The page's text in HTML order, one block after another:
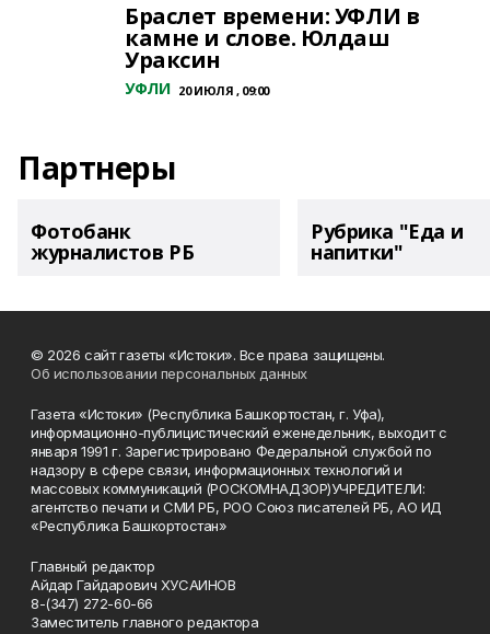
Браслет времени: УФЛИ в
камне и слове. Юлдаш
Ураксин
УФЛИ 20 ИЮЛЯ , 09:00
Партнеры
Фотобанк
журналистов РБ
Рубрика "Еда и
напитки"
© 2026 сайт газеты «Истоки». Все права защищены.
Об использовании персональных данных
Газета «Истоки» (Республика Башкортостан, г. Уфа),
информационно-публицистический еженедельник, выходит с
января 1991 г. Зарегистрировано Федеральной службой по
надзору в сфере связи, информационных технологий и
массовых коммуникаций (РОСКОМНАДЗОР)УЧРЕДИТЕЛИ:
агентство печати и СМИ РБ, РОО Союз писателей РБ, АО ИД
«Республика Башкортостан»
Главный редактор
Айдар Гайдарович ХУСАИНОВ
8-(347) 272-60-66
Заместитель главного редактора